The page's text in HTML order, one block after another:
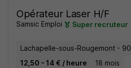
Opérateur Laser H/F
Samsic Emploi Super recruteur
Lachapelle-sous-Rougemont - 90
12,50 - 14 € / heure
18 mois